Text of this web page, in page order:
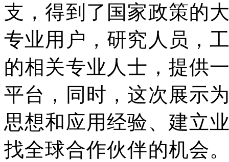
支，得到了国家政策的
专业用户，研究人员，
的相关专业人士，提供
平台，同时，这次展示
思想和应用经验、建立
找全球合作伙伴的机会